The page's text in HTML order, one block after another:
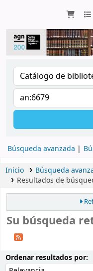
Búsqueda avanzada
Inicio
Búsqueda
Resultados de
Su búsqueda
Ordenar resultados por: